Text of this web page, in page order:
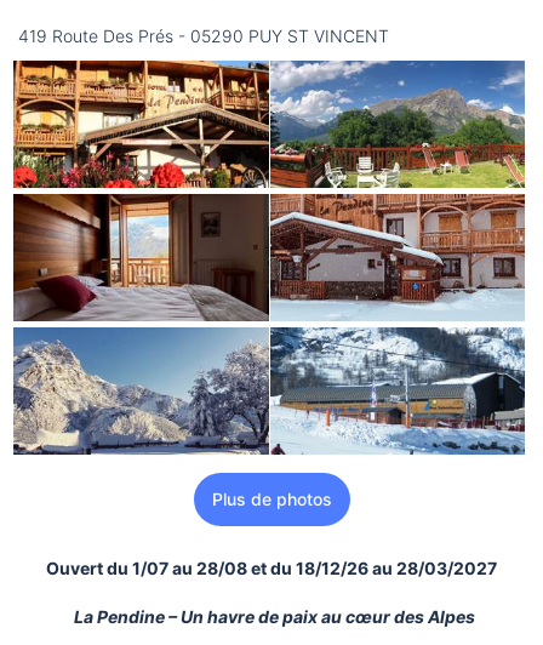
419 Route Des Prés - 05290 PUY ST VINCENT
Plus de photos
Ouvert du 1/07 au 28/08 et du 18/12/26 au 28/03/2027
La Pendine – Un havre de paix au cœur des Alpes